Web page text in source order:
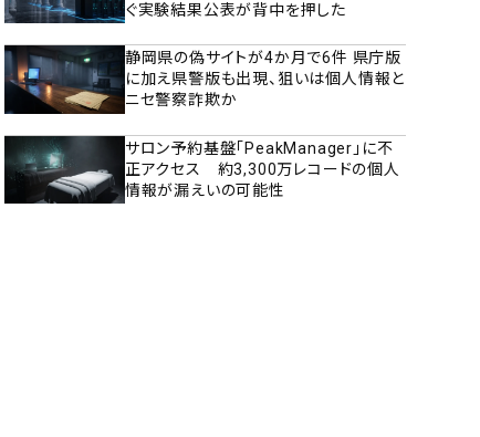
ぐ実験結果公表が背中を押した
静岡県の偽サイトが4か月で6件 県庁版
に加え県警版も出現、狙いは個人情報と
ニセ警察詐欺か
サロン予約基盤「PeakManager」に不
正アクセス 約3,300万レコードの個人
情報が漏えいの可能性